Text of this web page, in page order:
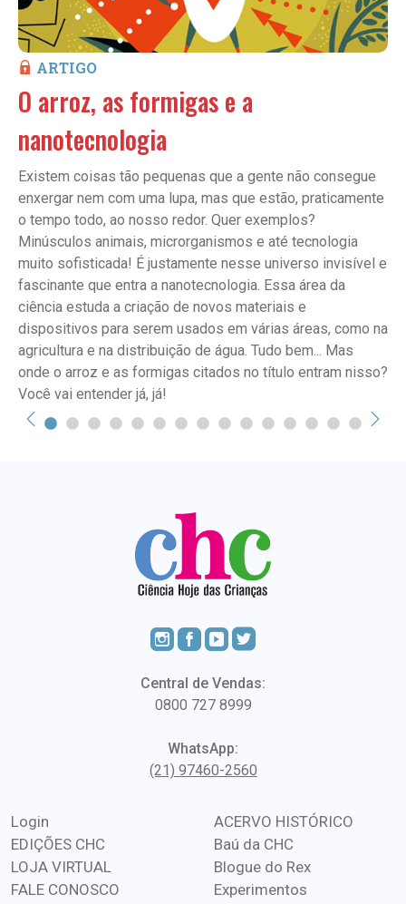
ARTIGO
O arroz, as formigas e a
nanotecnologia
Existem coisas tão pequenas que a gente não consegue
enxergar nem com uma lupa, mas que estão, praticamente
o tempo todo, ao nosso redor. Quer exemplos?
Minúsculos animais, microrganismos e até tecnologia
muito sofisticada! É justamente nesse universo invisível e
fascinante que entra a nanotecnologia. Essa área da
ciência estuda a criação de novos materiais e
dispositivos para serem usados em várias áreas, como na
agricultura e na distribuição de água. Tudo bem... Mas
onde o arroz e as formigas citados no título entram nisso?
Você vai entender já, já!
Central de Vendas:
0800 727 8999
WhatsApp:
(21) 97460-2560
Login
EDIÇÕES CHC
LOJA VIRTUAL
FALE CONOSCO
ACERVO HISTÓRICO
Baú da CHC
Blogue do Rex
Experimentos